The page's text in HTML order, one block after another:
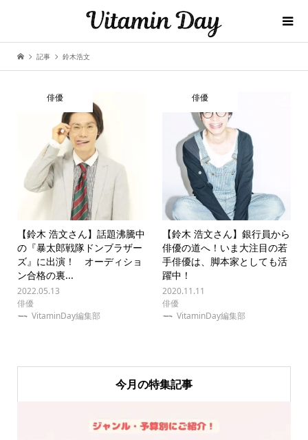
記事 鈴木浩文
俳優
【鈴木 浩文さん】話題沸騰中
の『暴太郎戦隊ドンブラザー
ズ』に出演！ オーディショ
ン合格の裏...
2022.05.13
俳優
VitaminDay編集部
俳優
【鈴木 浩文さん】銀行員から
俳優の道へ！いま大注目の若
手俳優は、脚本家としても活
躍中！
2020.11.11
俳優
VitaminDay編集部
今月の特集記事